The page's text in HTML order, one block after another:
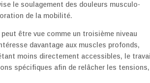
le soulagement des douleurs musculo-
de la mobilité.
être vue comme un troisième niveau
davantage aux muscles profonds,
moins directement accessibles, le
spécifiques afin de relâcher les tensions,